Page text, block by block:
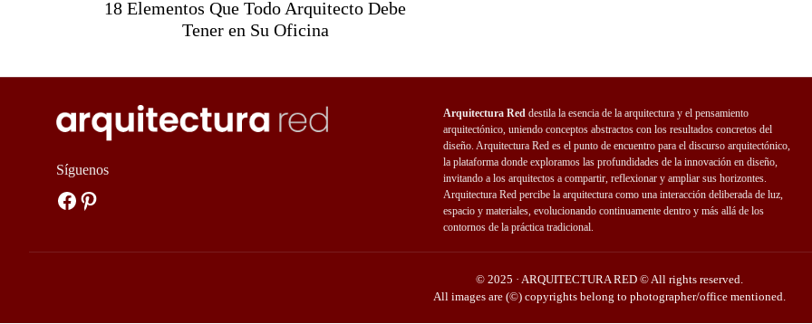
18 Elementos Que Todo Arquitecto Debe
Tener en Su Oficina
Síguenos
Facebook
Pinterest
Arquitectura Reddestila la esencia de la arquitectura y el pensamiento
arquitectónico, uniendo conceptos abstractos con los resultados concretos del
diseño. Arquitectura Red es el punto de encuentro para el discurso arquitectónico,
la plataforma donde exploramos las profundidades de la innovación en diseño,
invitando a los arquitectos a compartir, reflexionar y ampliar sus horizontes.
Arquitectura Red percibe la arquitectura como una interacción deliberada de luz,
espacio y materiales, evolucionando continuamente dentro y más allá de los
contornos de la práctica tradicional.
© 2025 · ARQUITECTURA RED © All rights reserved.
All images are (©) copyrights belong to photographer/office mentioned.